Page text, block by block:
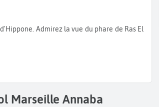
Marseille Annaba